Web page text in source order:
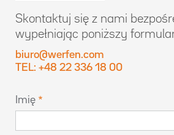
Skontaktuj się z nami
wypełniając poniższy
biuro@werfen.com
TEL: +48 22 336 18 00
Imię